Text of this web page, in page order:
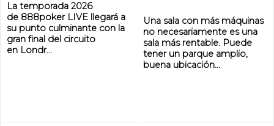
La temporada 2026
de 888poker LIVE llegará a
su punto culminante con la
gran final del circuito
en Londr...
Una sala con más máquinas
no necesariamente es una
sala más rentable. Puede
tener un parque amplio,
buena ubicación...